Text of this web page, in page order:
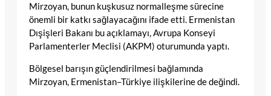
Mirzoyan, bunun kuşkusuz normalleşme sürecine
önemli bir katkı sağlayacağını ifade etti. Ermenistan
Dışişleri Bakanı bu açıklamayı, Avrupa Konseyi
Parlamenterler Meclisi (AKPM) oturumunda yaptı.
Bölgesel barışın güçlendirilmesi bağlamında
Mirzoyan, Ermenistan–Türkiye ilişkilerine de değindi.